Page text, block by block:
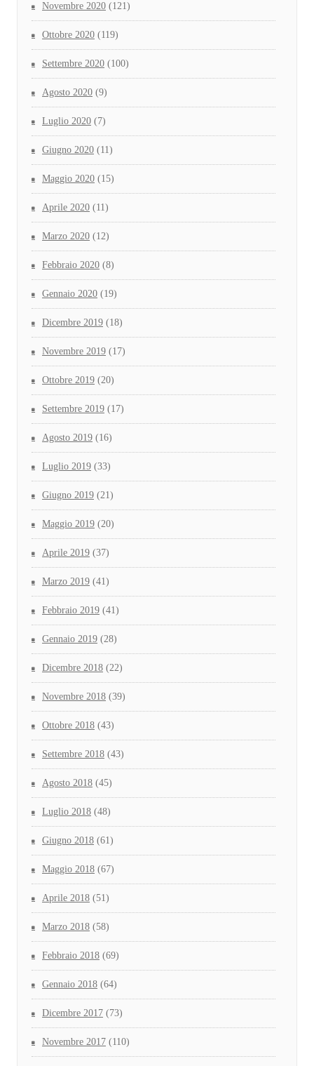
Novembre 2020 (121)
Ottobre 2020 (119)
Settembre 2020 (100)
Agosto 2020 (9)
Luglio 2020 (7)
Giugno 2020 (11)
Maggio 2020 (15)
Aprile 2020 (11)
Marzo 2020 (12)
Febbraio 2020 (8)
Gennaio 2020 (19)
Dicembre 2019 (18)
Novembre 2019 (17)
Ottobre 2019 (20)
Settembre 2019 (17)
Agosto 2019 (16)
Luglio 2019 (33)
Giugno 2019 (21)
Maggio 2019 (20)
Aprile 2019 (37)
Marzo 2019 (41)
Febbraio 2019 (41)
Gennaio 2019 (28)
Dicembre 2018 (22)
Novembre 2018 (39)
Ottobre 2018 (43)
Settembre 2018 (43)
Agosto 2018 (45)
Luglio 2018 (48)
Giugno 2018 (61)
Maggio 2018 (67)
Aprile 2018 (51)
Marzo 2018 (58)
Febbraio 2018 (69)
Gennaio 2018 (64)
Dicembre 2017 (73)
Novembre 2017 (110)